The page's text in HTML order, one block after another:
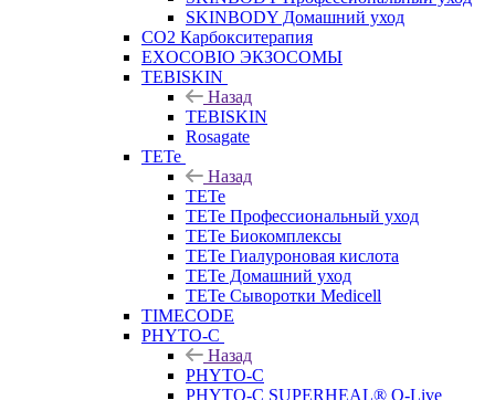
SKINBODY Домашний уход
CO2 Карбокситерапия
EXOCOBIO ЭКЗОСОМЫ
TEBISKIN
Назад
TEBISKIN
Rosagate
TETe
Назад
TETe
TETe Профессиональный уход
TETe Биокомплексы
TETe Гиалуроновая кислота
TETe Домашний уход
TETe Сыворотки Medicell
TIMECODE
PHYTO-C
Назад
PHYTO-C
PHYTO-C SUPERHEAL® O-Live